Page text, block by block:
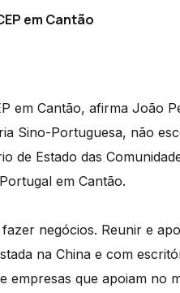
em Cantão
em Cantão, afirma João
Sino-Portuguesa, não
de Estado das
em Cantão.
negócios. Reunir e
na China e com
empresas que apoiam no